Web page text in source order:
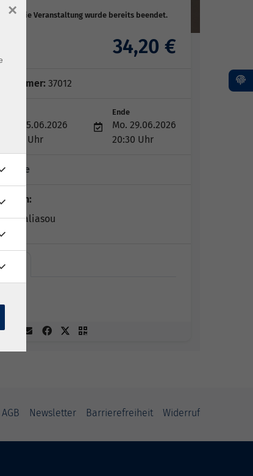
34,20 €
37012
Mo. 15.06.2026
18:15 Uhr
Ende
Mo. 29.06.2026
20:30 Uhr
Chaliasou
AGB Newsletter Barrierefreiheit Widerruf
×